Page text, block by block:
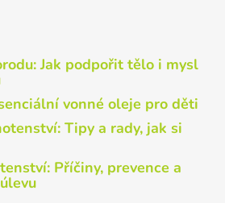
Jak podpořit tělo i mysl
vonné oleje pro děti
Tipy a rady, jak si
Příčiny, prevence a